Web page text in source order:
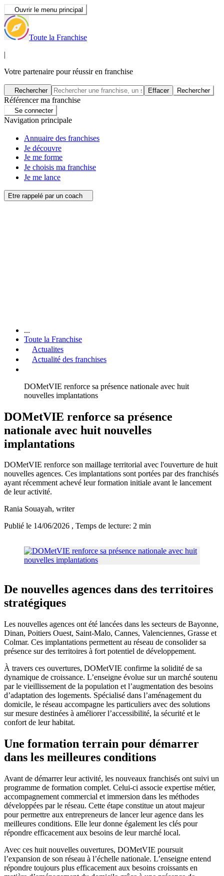
Ouvrir le menu principal
Toute la Franchise
|
Votre partenaire pour réussir en franchise
Rechercher Effacer Rechercher
Référencer ma franchise
Se connecter
Navigation principale
Annuaire des franchises
Je découvre
Je me forme
Je choisis ma franchise
Je me lance
Etre rappelé par un coach
...
Toute la Franchise
Actualites
Actualité des franchises
DOMetVIE renforce sa présence nationale avec huit
nouvelles implantations
DOMetVIE renforce sa présence
nationale avec huit nouvelles
implantations
DOMetVIE renforce son maillage territorial avec l'ouverture de huit
nouvelles agences. Ces implantations sont portées par des franchisés
ayant récemment achevé leur formation initiale avant le lancement
de leur activité.
Rania Souayah, writer
Publié le 14/06/2026 , Temps de lecture: 2 min
De nouvelles agences dans des territoires
stratégiques
Les nouvelles agences ont été lancées dans les secteurs de Bayonne,
Dinan, Poitiers Ouest, Saint-Malo, Cannes, Valenciennes, Grasse et
Colmar. Ces implantations permettent au réseau de consolider sa
présence sur des territoires à fort potentiel de développement.
À travers ces ouvertures, DOMetVIE confirme la solidité de sa
dynamique de croissance. L’enseigne évolue sur un marché soutenu
par le vieillissement de la population et l’augmentation des besoins
d’adaptation des logements. Spécialisé dans l’aménagement du
domicile, le réseau accompagne les particuliers avec des solutions
sur mesure destinées à améliorer l’accessibilité, la sécurité et le
confort de leur habitat.
Une formation terrain pour démarrer
dans les meilleures conditions
Avant de démarrer leur activité, les nouveaux franchisés ont suivi un
programme de formation complet. Celui-ci associe expertise métier,
accompagnement commercial et immersion dans les méthodes
développées par le réseau. Cette étape constitue un atout majeur
pour permettre aux entrepreneurs de lancer leur agence dans les
meilleures conditions. Elle leur donne également les clés pour
répondre efficacement aux besoins de leur marché local.
Avec ces huit nouvelles ouvertures, DOMetVIE poursuit
l’expansion de son réseau à l’échelle nationale. L’enseigne entend
répondre toujours plus efficacement aux besoins croissants en